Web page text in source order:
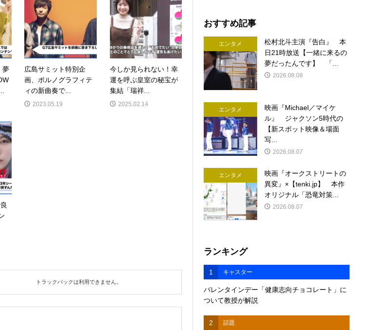
夢
広島サミット特別企
画、ポルノグラフィテ
ィの新曲奏で...
2023.05.19
今しか見られない！幸
運を呼ぶ皇室の秘宝が
集結「瑞祥...
2025.02.14
トラックバックは利用できません。
おすすめ記事
エンタメ
松村北斗主演『告白』 本
日21時放送【一緒に来るの
夢だったんです】 「...
2026.08.08
エンタメ
映画『Michael／マイケ
ル』 ジャクソン5時代の
【新スポット映像＆場面
写...
2026.08.07
エンタメ
映画『オークストリートの
異変』×【tenki.jp】 本作
オリジナル「恐竜対策...
2026.08.07
ランキング
1 キャスター
バレンタインデー「健康志向チョコレート」に
ついて教授が解説
2 話題